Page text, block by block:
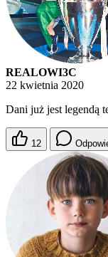
REALOWI3C
22 kwietnia 2020
Dani już jest legendą
12